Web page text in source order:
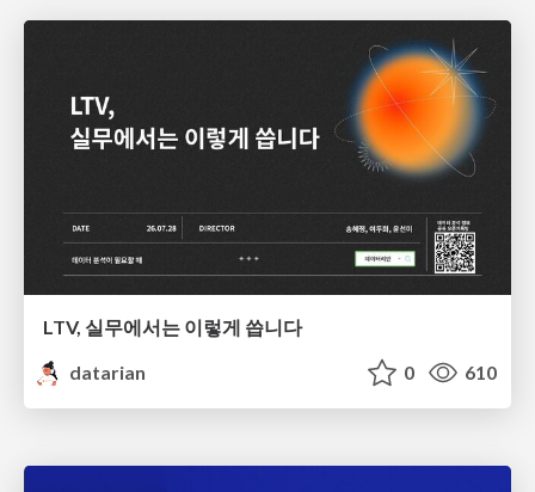
LTV, 실무에서는 이렇게 씁니다
datarian
0 610